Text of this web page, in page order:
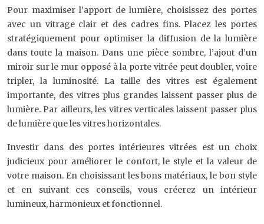
Pour maximiser l’apport de lumière, choisissez des portes
avec un vitrage clair et des cadres fins. Placez les portes
stratégiquement pour optimiser la diffusion de la lumière
dans toute la maison. Dans une pièce sombre, l’ajout d’un
miroir sur le mur opposé à la porte vitrée peut doubler, voire
tripler, la luminosité. La taille des vitres est également
importante, des vitres plus grandes laissent passer plus de
lumière. Par ailleurs, les vitres verticales laissent passer plus
de lumière que les vitres horizontales.
Investir dans des portes intérieures vitrées est un choix
judicieux pour améliorer le confort, le style et la valeur de
votre maison. En choisissant les bons matériaux, le bon style
et en suivant ces conseils, vous créerez un intérieur
lumineux, harmonieux et fonctionnel.